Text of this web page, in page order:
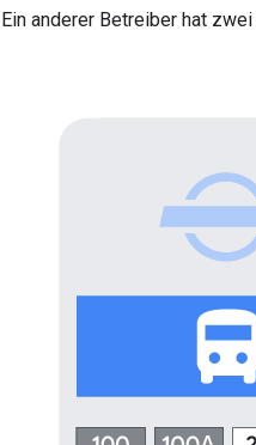
Ein anderer Betreiber hat